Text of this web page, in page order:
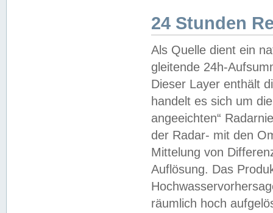
24 Stunden
Als Quelle dient ein
gleitende 24h-
Dieser Layer enthält
handelt es sich um
angeeichten“
der Radar- mit den
Mittelung von
Auflösung. Das
räumlich hoch